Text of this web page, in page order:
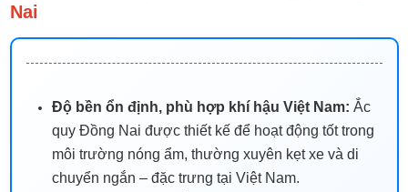
Nai
Độ bền ổn định, phù hợp khí hậu Việt Nam: Ắc
quy Đồng Nai được thiết kế để hoạt động tốt trong
môi trường nóng ẩm, thường xuyên kẹt xe và di
chuyển ngắn – đặc trưng tại Việt Nam.